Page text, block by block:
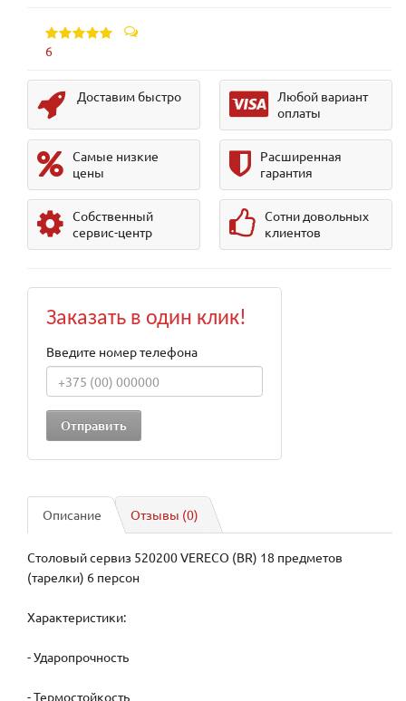
6
Доставим быстро
Любой вариант
оплаты
Самые низкие
цены
Расширенная
гарантия
Собственный
сервис-центр
Сотни довольных
клиентов
Заказать в один клик!
Введите номер телефона
Описание Отзывы (0)
Столовый сервиз 520200 VERECO (BR) 18 предметов
(тарелки) 6 персон
Характеристики:
- Ударопрочность
- Термостойкость